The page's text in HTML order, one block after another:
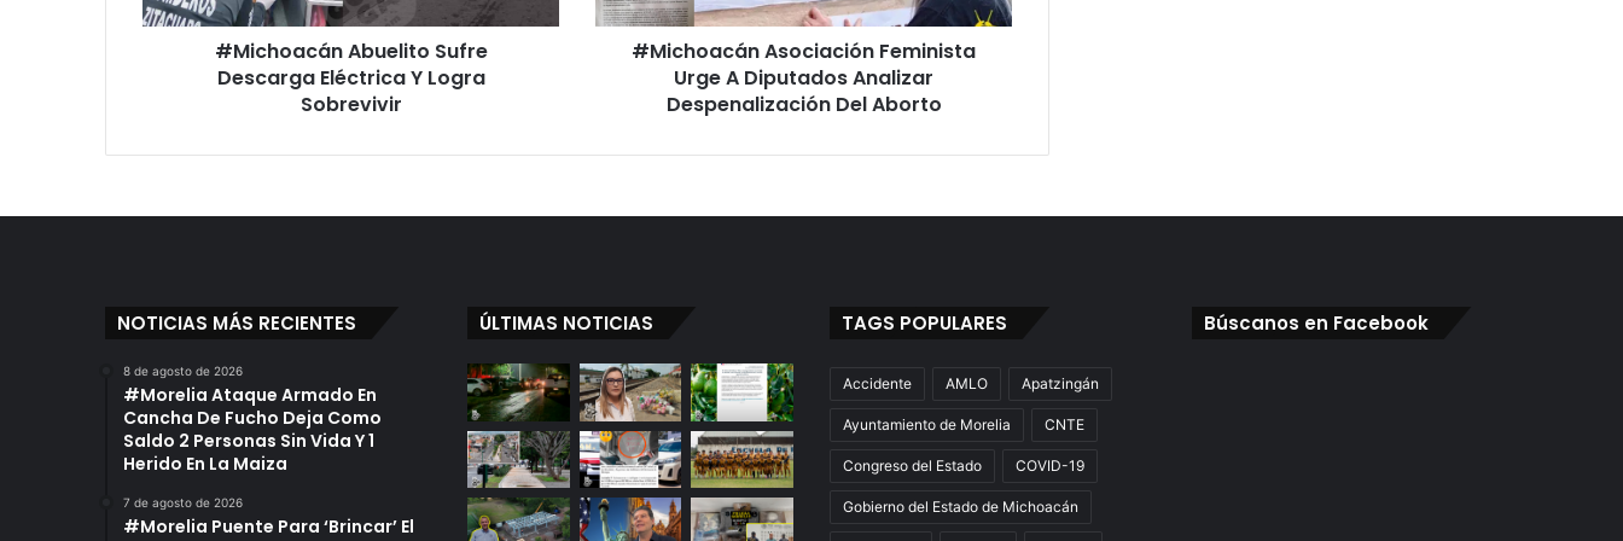
á
e
f
e
D
e
a
r
#Michoacán Abuelito Sufre
Descarga Eléctrica Y Logra
Sobrevivir
á
c
F
m
i
n
i
s
t
a
#Michoacán Asociación Feminista
Urge A Diputados Analizar
Despenalización Del Aborto
NOTICIAS MÁS RECIENTES
8 de agosto de 2026
#Morelia Ataque Armado En
Cancha De Fucho Deja Como
Saldo 2 Personas Sin Vida Y 1
Herido En La Maiza
7 de agosto de 2026
#Morelia Puente Para ‘Brincar’ El
ÚLTIMAS NOTICIAS TAGS POPULARES
Accidente AMLO Apatzingán
Ayuntamiento de Morelia CNTE
Congreso del Estado COVID-19
Gobierno del Estado de Michoacán
Búscanos en Facebook